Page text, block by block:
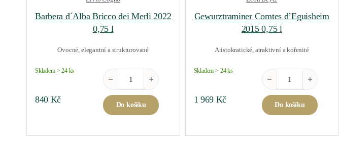
Barbera d´Alba Bricco dei Merli 2022
0,75 l
Ovocné, elegantní a strukturované
Skladem > 24 ks
840 Kč
Barbera d´Alba Bricco dei Merli 2022 0,75 l množství
Do košíku
Gewurztraminer Comtes d’Eguisheim
2015 0,75 l
Aristokratické, atraktivní a kořenité
Skladem > 24 ks
1 969 Kč
Gewurztraminer
Do košíku